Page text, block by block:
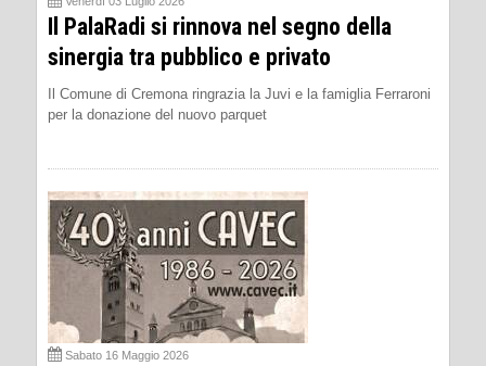
Il PalaRadi si rinnova nel segno della
sinergia tra pubblico e privato
Il Comune di Cremona ringrazia la Juvi e la famiglia Ferraroni
per la donazione del nuovo parquet
Sabato 16 Maggio 2026